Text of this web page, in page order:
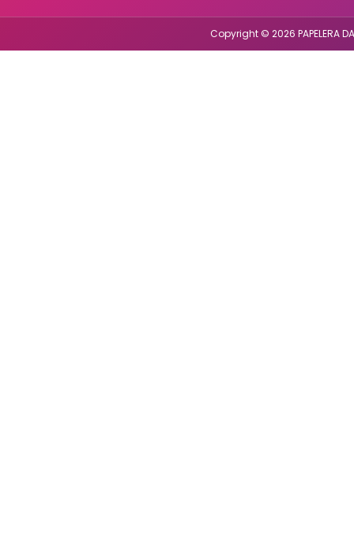
Copyright © 2026 PAPELERA